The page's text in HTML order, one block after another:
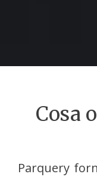
Cosa
Parquery